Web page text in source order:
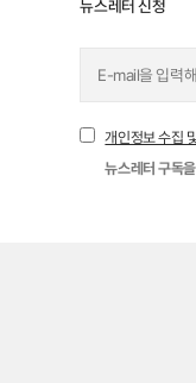
뉴스레터 신청
개인정보 수집
뉴스레터 구독